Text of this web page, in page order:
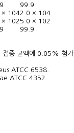
99.9
× 1042.0 × 104
× 102 5.0 × 102
99.9
접종 균액에 0.05% 첨가
ATCC 6538.
ATCC 4352.